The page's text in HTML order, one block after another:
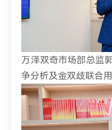
万泽双奇市场部总监
争分析及金双歧联合